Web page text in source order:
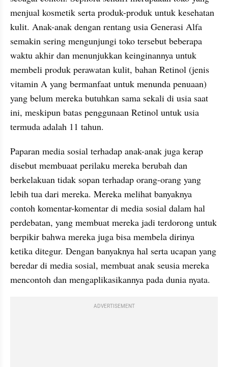
menjual kosmetik serta produk-produk untuk kesehatan
kulit. Anak-anak dengan rentang usia Generasi Alfa
semakin sering mengunjungi toko tersebut beberapa
waktu akhir dan menunjukkan keinginannya untuk
membeli produk perawatan kulit, bahan Retinol (jenis
vitamin A yang bermanfaat untuk menunda penuaan)
yang belum mereka butuhkan sama sekali di usia saat
ini, meskipun batas penggunaan Retinol untuk usia
termuda adalah 11 tahun.
Paparan media sosial terhadap anak-anak juga kerap
disebut membuaat perilaku mereka berubah dan
berkelakuan tidak sopan terhadap orang-orang yang
lebih tua dari mereka. Mereka melihat banyaknya
contoh komentar-komentar di media sosial dalam hal
perdebatan, yang membuat mereka jadi terdorong untuk
berpikir bahwa mereka juga bisa membela dirinya
ketika ditegur. Dengan banyaknya hal serta ucapan yang
beredar di media sosial, membuat anak seusia mereka
mencontoh dan mengaplikasikannya pada dunia nyata.
ADVERTISEMENT